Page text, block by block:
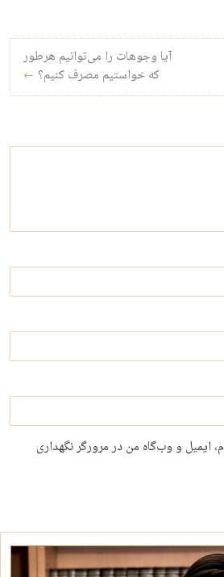
آیا وجوهات را می‌توانیم هرطور
که خواستیم مصرف کنیم؟ ←
ایمیل و وب‌گاه من در مرورگر نگهداری